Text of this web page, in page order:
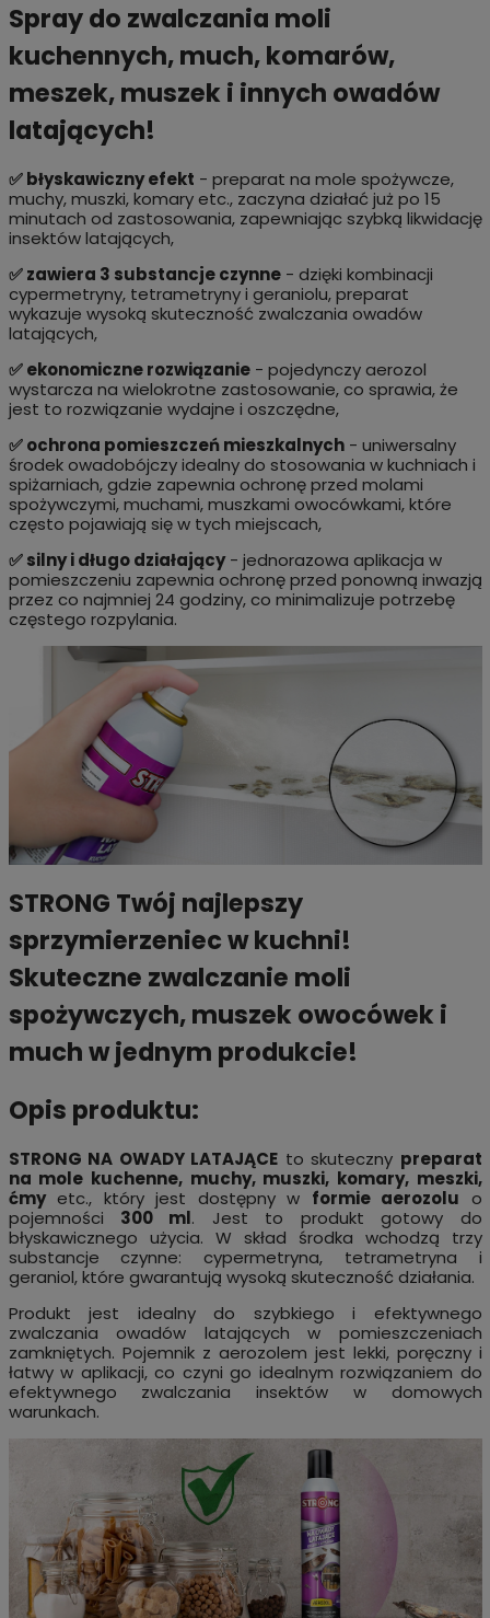
Spray do zwalczania moli
kuchennych, much, komarów,
meszek, muszek i innych owadów
latających!
✅ błyskawiczny efekt - preparat na mole spożywcze,
muchy, muszki, komary etc., zaczyna działać już po 15
minutach od zastosowania, zapewniając szybką likwidację
insektów latających,
✅ zawiera 3 substancje czynne- dzięki kombinacji
cypermetryny, tetrametryny i geraniolu, preparat
wykazuje wysoką skuteczność zwalczania owadów
latających,
✅ ekonomiczne rozwiązanie- pojedynczy aerozol
wystarcza na wielokrotne zastosowanie, co sprawia, że
jest to rozwiązanie wydajne i oszczędne,
✅ ochrona pomieszczeń mieszkalnych- uniwersalny
środek owadobójczy idealny do stosowania w kuchniach i
spiżarniach, gdzie zapewnia ochronę przed molami
spożywczymi, muchami, muszkami owocówkami, które
często pojawiają się w tych miejscach,
✅ silny i długo działający- jednorazowa aplikacja w
pomieszczeniu zapewnia ochronę przed ponowną inwazją
przez co najmniej 24 godziny, co minimalizuje potrzebę
częstego rozpylania.
STRONG Twój najlepszy
sprzymierzeniec w kuchni!
Skuteczne zwalczanie moli
spożywczych, muszek owocówek i
much w jednym produkcie!
Opis produktu:
STRONG NA OWADY LATAJĄCE to skuteczny preparat
na mole kuchenne, muchy, muszki, komary, meszki,
ćmyetc., który jest dostępny w formie aerozolu o
pojemności 300 ml. Jest to produkt gotowy do
błyskawicznego użycia. W skład środka wchodzą trzy
substancje czynne: cypermetryna, tetrametryna i
geraniol, które gwarantują wysoką skuteczność działania.
Produkt jest idealny do szybkiego i efektywnego
zwalczania owadów latających w pomieszczeniach
zamkniętych. Pojemnik z aerozolem jest lekki, poręczny i
łatwy w aplikacji, co czyni go idealnym rozwiązaniem do
efektywnego zwalczania insektów w domowych
warunkach.